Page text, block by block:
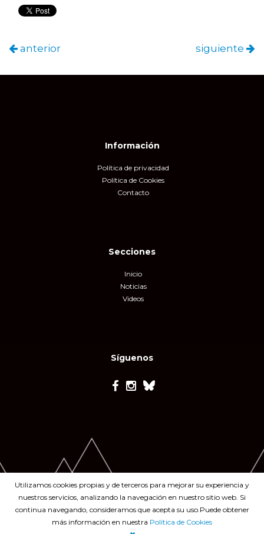
Utilizamos cookies propias y de terceros para mejorar su experiencia y
nuestros servicios, analizando la navegación en nuestro sitio web. Si
continua navegando, consideramos que acepta su uso.Puede obtener
más información en nuestra Política de Cookies
anterior siguiente
Información
Política de privacidad
Política de Cookies
Contacto
Síguenos
Secciones
Inicio
Noticias
Videos